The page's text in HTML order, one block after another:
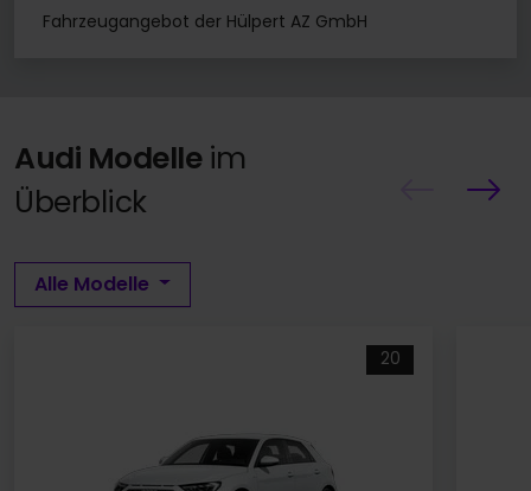
Fahrzeugangebot der Hülpert AZ GmbH
Audi Modelle im
Überblick
Alle Modelle
20